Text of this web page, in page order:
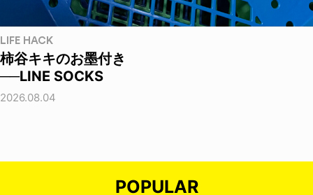
LIFE HACK
柿谷キキのお墨付き
──LINE SOCKS
2026.08.04
POPULAR